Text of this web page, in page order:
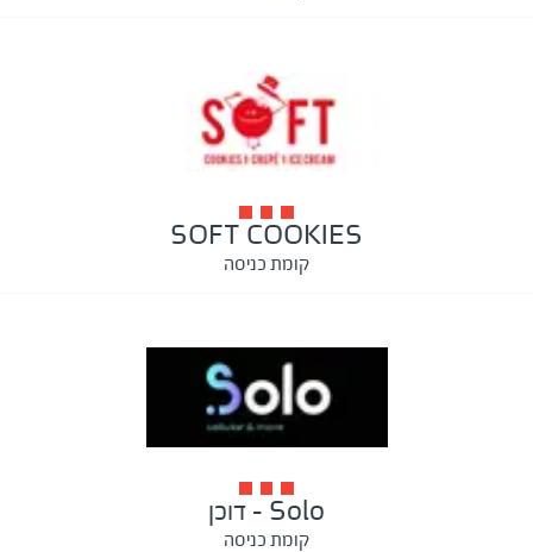
SOFT COOKIES
קומת כניסה
Solo - דוכן
קומת כניסה